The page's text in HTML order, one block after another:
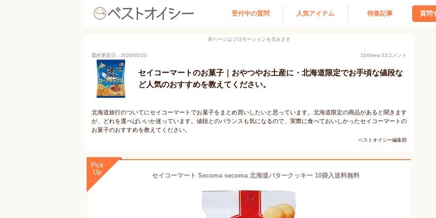
受付中の質問 人気アイテム 特集記事 質問
本ページはプロモーションを含みます
最終更新日：2026/05/20 104View 23コメント
セイコーマートのお菓子｜おやつやお土産に・北海道限定でお手頃な値段な
ど人気のおすすめを教えてください。
北海道旅行のついてにセイコーマートでお菓子をまとめ買いしたいと思っています。北海道限定の商品があると聞きます
が、どれを選べばいいか迷っています。値段とのバランスも気になるので、実際に食べておいしかったセイコーマートの
お菓子のおすすめを教えてください。
ベストオイシー編集部
Pick
Up
セイコーマート Secoma secoma 北海道バタークッキー 10袋入送料無料